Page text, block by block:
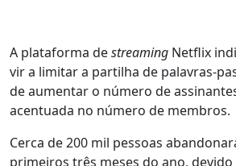
A plataforma destreaming Netflix
vir a limitar a partilha de palavras-
de aumentar o número de
acentuada no número de membros.
Cerca de 200 mil pessoas
primeiros três meses do ano,